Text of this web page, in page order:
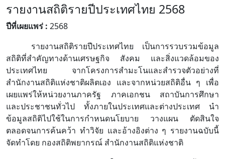
รายงานสถิติรายปีประเทศไทย 2568
ปีที่เผยแพร่ : 2568
รายงานสถิติรายปีประเทศไทย เป็นการรวบรวมข้อมูล
สถิติที่สำคัญทางด้านเศรษฐกิจ สังคม และสิ่งแวดล้อมของ
ประเทศไทย จากโครงการสำมะโนและสำรวจตัวอย่างที่
สำนักงานสถิติแห่งชาติผลิตเอง และจากหน่วยสถิติอื่น ๆ เพื่อ
เผยแพร่ให้หน่วยงานภาครัฐ ภาคเอกชน สถาบันการศึกษา
และประชาชนทั่วไป ทั้งภายในประเทศและต่างประเทศ นำ
ข้อมูลสถิติไปใช้ในการกำหนดนโยบาย วางแผน ตัดสินใจ
ตลอดจนการค้นคว้า ทำวิจัย และอ้างอิงต่าง ๆ รายงานฉบับนี้
จัดทำโดย กองสถิติพยากรณ์ สำนักงานสถิติแห่งชาติ